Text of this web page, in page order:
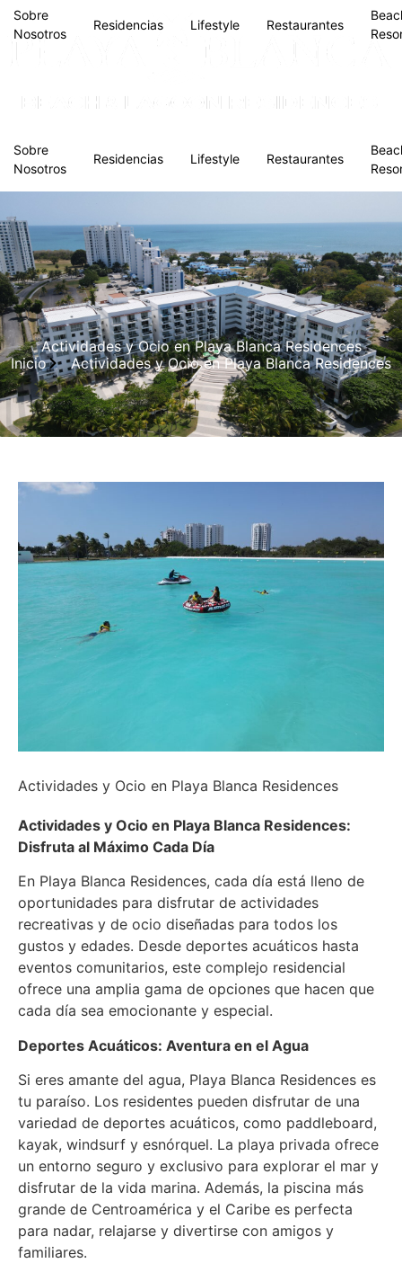
Sobre
Nosotros
Residencias Lifestyle Restaurantes
Sobre
Nosotros
Residencias Lifestyle Restaurantes
Actividades y Ocio en Playa Blanca Residences
Inicio
Actividades y Ocio en Playa Blanca Residences
Actividades y Ocio en Playa Blanca Residences
Actividades y Ocio en Playa Blanca Residences:
Disfruta al Máximo Cada Día
En Playa Blanca Residences, cada día está lleno de
oportunidades para disfrutar de actividades
recreativas y de ocio diseñadas para todos los
gustos y edades. Desde deportes acuáticos hasta
eventos comunitarios, este complejo residencial
ofrece una amplia gama de opciones que hacen que
cada día sea emocionante y especial.
Deportes Acuáticos: Aventura en el Agua
Si eres amante del agua, Playa Blanca Residences es
tu paraíso. Los residentes pueden disfrutar de una
variedad de deportes acuáticos, como paddleboard,
kayak, windsurf y esnórquel. La playa privada ofrece
un entorno seguro y exclusivo para explorar el mar y
disfrutar de la vida marina. Además, la piscina más
grande de Centroamérica y el Caribe es perfecta
para nadar, relajarse y divertirse con amigos y
familiares.